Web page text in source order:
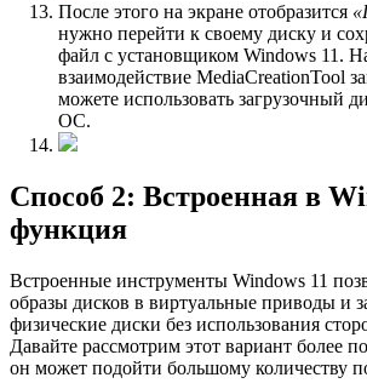
После этого на экране отобразится
нужно перейти к своему диску и
файл с установщиком Windows 11.
взаимодействие MediaCreationTool
можете использовать загрузочный
ОС.
Способ 2: Встроенная в
функция
Встроенные инструменты Windows 11
образы дисков в виртуальные приводы и
физические диски без использования
Давайте рассмотрим этот вариант более
он может подойти большому количеству